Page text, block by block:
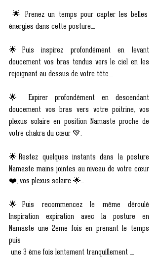
🌟 Prenez un temps pour capter les belles
énergies dans cette posture....
🌟Puis inspirez profondément en levant
doucement vos bras tendus vers le ciel en les
rejoignant au dessus de votre tête....
🌟 Expirer profondément en descendant
doucement vos bras vers votre poitrine, vos
plexus solaire en position Namaste proche de
votre chakra du cœur 💚.
🌟Restez quelques instants dans la posture
Namaste mains jointes au niveau de votre cœur
❤️, vos plexus solaire 🌟...
🌟Puis recommencez le même déroulé
Inspiration expiration avec la posture en
Namaste une 2eme fois en prenant le temps
puis
une 3 ème fois lentement tranquillement ....